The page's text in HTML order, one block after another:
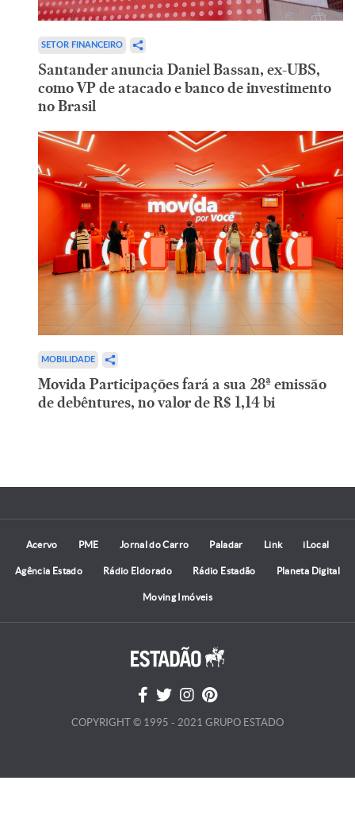
SETOR FINANCEIRO
Santander anuncia Daniel Bassan, ex-UBS,
como VP de atacado e banco de investimento
no Brasil
MOBILIDADE
Movida Participações fará a sua 28ª emissão
de debêntures, no valor de R$ 1,14 bi
Acervo PME Jornal do Carro Paladar Link iLocal
Agência Estado Rádio Eldorado Rádio Estadão Planeta Digital
Moving Imóveis
COPYRIGHT © 1995 - 2021 GRUPO ESTADO